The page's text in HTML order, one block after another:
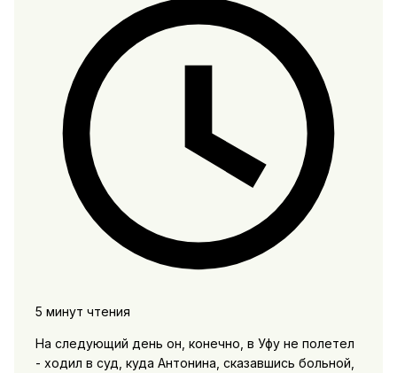
5 минут чтения
На следующий день он, конечно, в Уфу не полетел
- ходил в суд, куда Антонина, сказавшись больной,